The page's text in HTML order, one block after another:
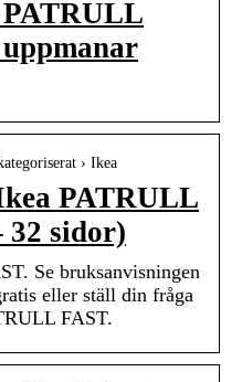
› Ikea
PATRULL
32 sidor)
Se bruksanvisningen
eller ställ din fråga
FAST.